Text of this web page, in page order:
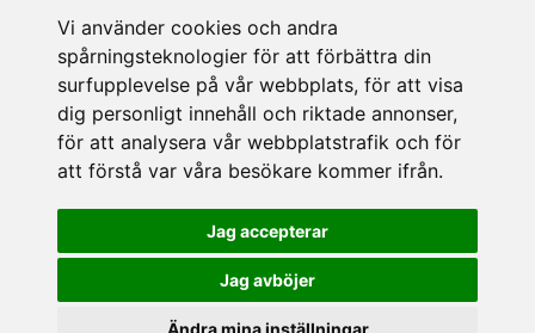
Vi använder cookies och andra
spårningsteknologier för att förbättra din
surfupplevelse på vår webbplats, för att visa
dig personligt innehåll och riktade annonser,
för att analysera vår webbplatstrafik och för
att förstå var våra besökare kommer ifrån.
Jag accepterar
Jag avböjer
Ändra mina inställningar
LEVERANS
BETALNINGSSÄTT
I butiken i Lund kan du betala med Visa, Mastercard, Lund
City presentkort och kontanter.